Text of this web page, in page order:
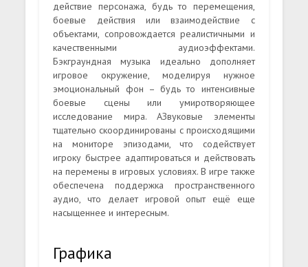
действие персонажа, будь то перемещения,
боевые действия или взаимодействие с
объектами, сопровождается реалистичными и
качественными аудиоэффектами.
Бэкграундная музыка идеально дополняет
игровое окружение, моделируя нужное
эмоциональный фон – будь то интенсивные
боевые сцены или умиротворяющее
исследование мира. АЗвуковые элементы
тщательно скоординированы с происходящими
на мониторе эпизодами, что содействует
игроку быстрее адаптироваться и действовать
на перемены в игровых условиях. В игре также
обеспечена поддержка пространственного
аудио, что делает игровой опыт ещё еще
насыщеннее и интересным.
Графика